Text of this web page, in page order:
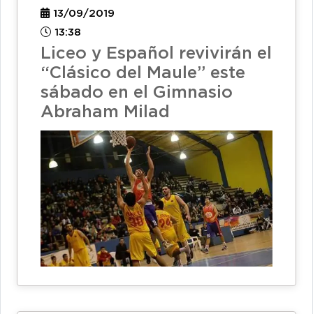
13/09/2019
13:38
Liceo y Español revivirán el
“Clásico del Maule” este
sábado en el Gimnasio
Abraham Milad